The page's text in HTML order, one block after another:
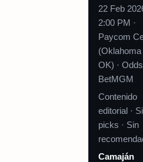
22 Feb
2:00 PM ·
Paycom
(Oklahoma
OK) ·
BetMGM
Contenido
editorial ·
picks · Sin
Camaján